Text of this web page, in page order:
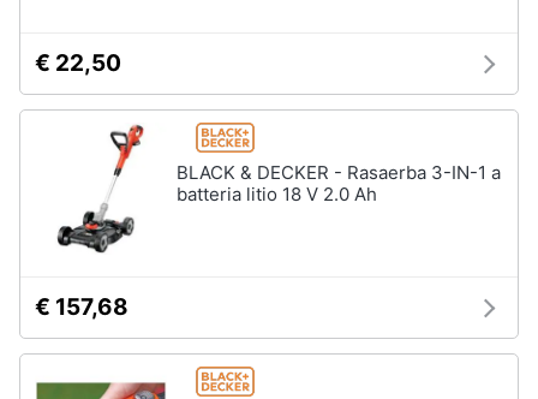
€ 22,50
BLACK & DECKER - Rasaerba 3-IN-1 a
batteria litio 18 V 2.0 Ah
€ 157,68